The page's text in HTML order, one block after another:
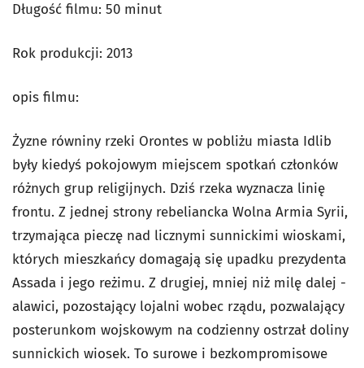
Długość filmu: 50 minut
Rok produkcji: 2013
opis filmu:
Żyzne równiny rzeki Orontes w pobliżu miasta Idlib
były kiedyś pokojowym miejscem spotkań członków
różnych grup religijnych. Dziś rzeka wyznacza linię
frontu. Z jednej strony rebeliancka Wolna Armia Syrii,
trzymająca pieczę nad licznymi sunnickimi wioskami,
których mieszkańcy domagają się upadku prezydenta
Assada i jego reżimu. Z drugiej, mniej niż milę dalej -
alawici, pozostający lojalni wobec rządu, pozwalający
posterunkom wojskowym na codzienny ostrzał doliny
sunnickich wiosek. To surowe i bezkompromisowe